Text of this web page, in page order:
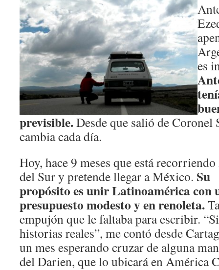
es
previsible.Desde que salió de Coronel
cambia cada día.
Hoy, hace 9 meses que está
del Sur y pretende llegar a México. Su
propósito es unir Latinoamérica con
presupuesto modesto y en renoleta.
empujón que le faltaba para escribir.
historias reales”, me contó desde
un mes esperando cruzar de alguna
del Darien, que lo ubicará en América